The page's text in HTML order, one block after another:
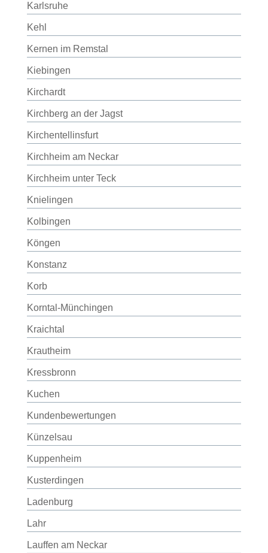
Karlsruhe
Kehl
Kernen im Remstal
Kiebingen
Kirchardt
Kirchberg an der Jagst
Kirchentellinsfurt
Kirchheim am Neckar
Kirchheim unter Teck
Knielingen
Kolbingen
Köngen
Konstanz
Korb
Korntal-Münchingen
Kraichtal
Krautheim
Kressbronn
Kuchen
Kundenbewertungen
Künzelsau
Kuppenheim
Kusterdingen
Ladenburg
Lahr
Lauffen am Neckar